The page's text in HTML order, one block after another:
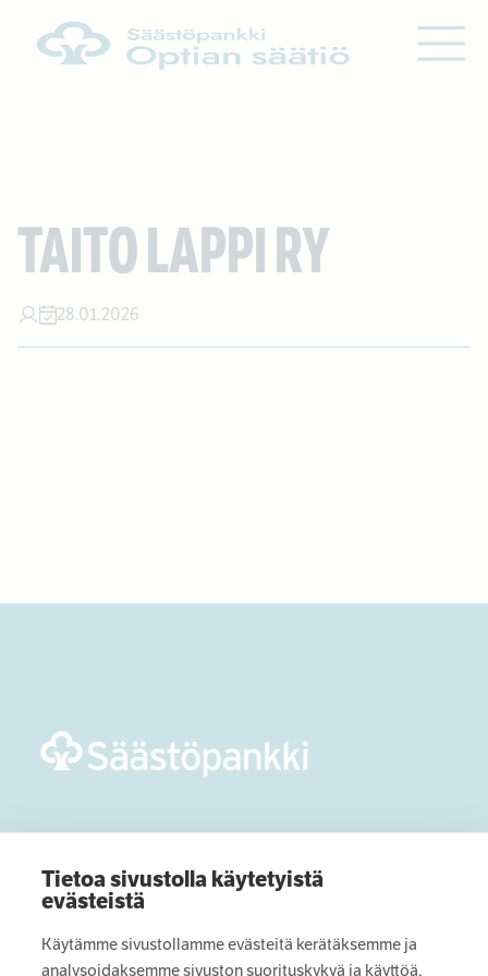
Tietoa sivustolla käytetyistä
evästeistä
Käytämme sivustollamme evästeitä kerätäksemme ja
analysoidaksemme sivuston suorituskykyä ja käyttöä,
TAITO LAPPI RY
28.01.2026
Optian säätiö luo uskoa tulevaan siellä,
ja yhteisöjä, jotka pyrkivät rakentamaan